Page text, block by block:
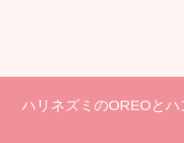
ハリネズミのOREOと